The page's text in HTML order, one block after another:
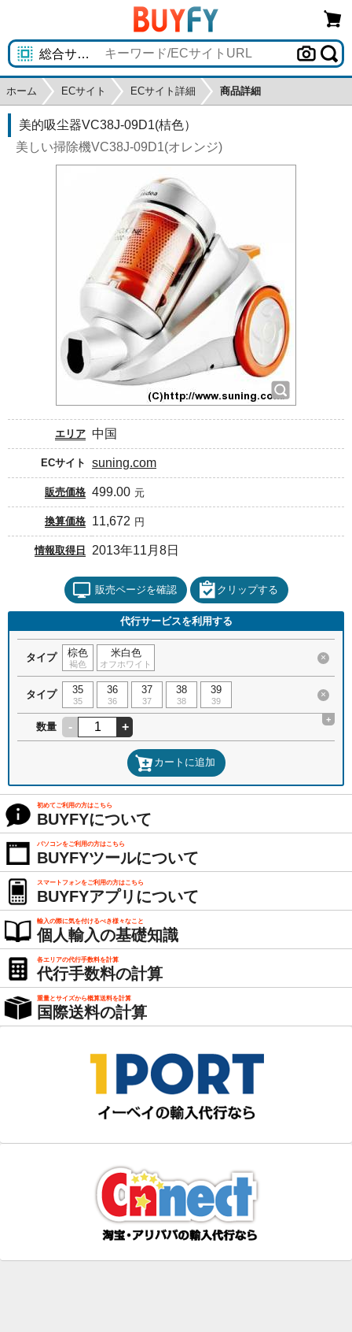
ホーム ECサイト ECサイト詳細 商品詳細
美的吸尘器VC38J-09D1(桔色）
美しい掃除機VC38J-09D1(オレンジ)
エリア 中国
ECサイト suning.com
販売価格 499.00 元
換算価格 11,672 円
情報取得日 2013年11月8日
販売ページを確認 クリップする
代行サービスを利用する
タイプ 棕色
褐色
米白色
オフホワイト
×
タイプ 35
35
36
36
37
37
38
38
39
39
×
数量 - +
+
カートに追加
初めてご利用の方はこちら
BUYFYについて
パソコンをご利用の方はこちら
BUYFYツールについて
スマートフォンをご利用の方はこちら
BUYFYアプリについて
輸入の際に気を付けるべき様々なこと
個人輸入の基礎知識
各エリアの代行手数料を計算
代行手数料の計算
重量とサイズから概算送料を計算
国際送料の計算